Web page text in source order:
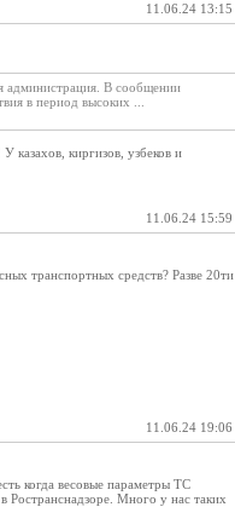
11.06.24 13:15
администрация. В сообщении
в период высоких ...
киргизов, узбеков и
11.06.24 15:59
транспортных средств? Разве 20ти
11.06.24 19:06
когда весовые параметры ТС
Ространснадзоре. Много у нас таких